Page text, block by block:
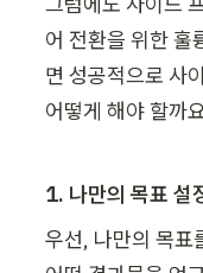
어 전환을 위한 훌
면 성공적으로 사
어떻게 해야 할까
1. 나만의 목표 설
우선, 나만의 목표